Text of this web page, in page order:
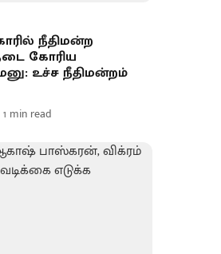
நீதிமன்ற
கோரிய
உச்ச நீதிமன்றம்
1 min read